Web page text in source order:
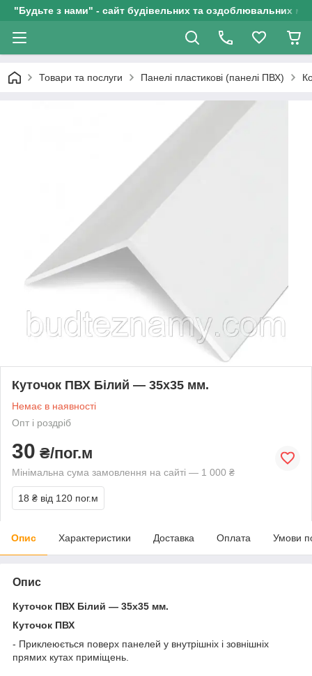
"Будьте з нами" - сайт будівельних та оздоблювальних
Товари та послуги Панелі пластикові (панелі ПВХ)
Куточок ПВХ Білий — 35х35 мм.
Немає в наявності
Опт і роздріб
30 ₴/пог.м
Мінімальна сума замовлення на сайті — 1 000 ₴
18 ₴ від 120 пог.м
Опис Характеристики Доставка Оплата Умови
Опис
Куточок ПВХ Білий — 35х35 мм.
Куточок ПВХ
- Приклеюється поверх панелей у внутрішніх і зовнішніх
прямих кутах приміщень.